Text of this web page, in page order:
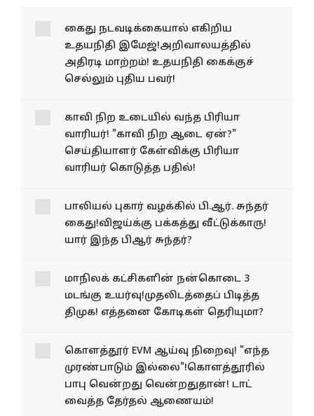
கைது நடவடிக்கையால் எகிறிய
உதயநிதி இமேஜ்!அறிவாலயத்தில்
அதிரடி மாற்றம்! உதயநிதி கைக்குச்
செல்லும் புதிய பவர்!
காவி நிற உடையில் வந்த பிரியா
வாரியர்! "காவி நிற ஆடை ஏன்?"
செய்தியாளர் கேள்விக்கு பிரியா
வாரியர் கொடுத்த பதில்!
பாலியல் புகார் வழக்கில் பி.ஆர். சுந்தர்
கைது!விஜய்க்கு பக்கத்து வீட்டுக்காரு!
யார் இந்த பிஆர் சுந்தர்?
மாநிலக் கட்சிகளின் நன்கொடை 3
மடங்கு உயர்வு!முதலிடத்தைப் பிடித்த
திமுக! எத்தனை கோடிகள் தெரியுமா?
கொளத்தூர் EVM ஆய்வு நிறைவு! "எந்த
முரண்பாடும் இல்லை"!கொளத்தூரில்
பாபு வென்றது வென்றதுதான்! டாட்
வைத்த தேர்தல் ஆணையம்!